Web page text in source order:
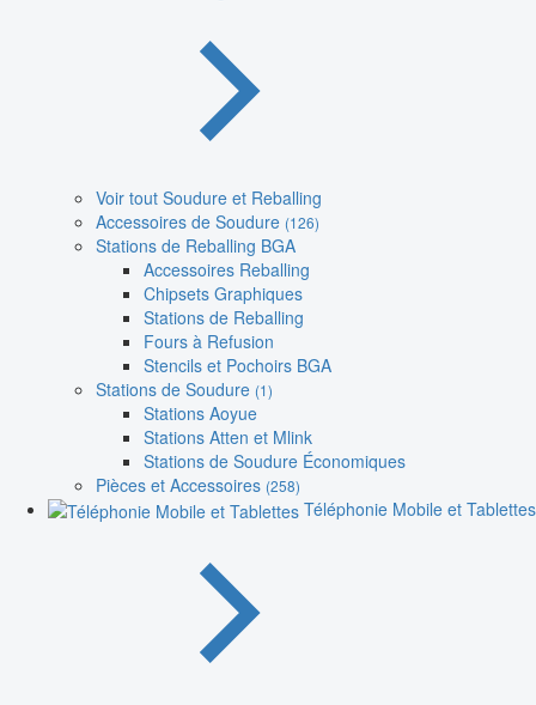
Voir tout Soudure et Reballing
Accessoires de Soudure (126)
Stations de Reballing BGA
Accessoires Reballing
Chipsets Graphiques
Stations de Reballing
Fours à Refusion
Stencils et Pochoirs BGA
Stations de Soudure (1)
Stations Aoyue
Stations Atten et Mlink
Stations de Soudure Économiques
Pièces et Accessoires (258)
Téléphonie Mobile et Tablettes